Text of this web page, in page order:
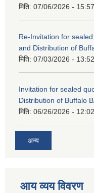
मिति: 07/06/2026 - 15:57
Re-Invitation for
and Distribution of
मिति: 07/03/2026 - 13:52
Invitation for sealed
Distribution of Buffalo
मिति: 06/26/2026 - 12:02
अन्य
आय व्यय विवरण